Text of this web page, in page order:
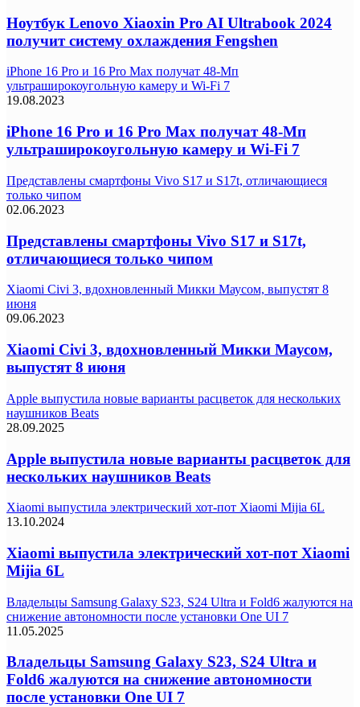
Ноутбук Lenovo Xiaoxin Pro AI Ultrabook 2024
получит систему охлаждения Fengshen
iPhone 16 Pro и 16 Pro Max получат 48-Мп
ультраширокоугольную камеру и Wi-Fi 7
19.08.2023
iPhone 16 Pro и 16 Pro Max получат 48-Мп
ультраширокоугольную камеру и Wi-Fi 7
Представлены смартфоны Vivo S17 и S17t, отличающиеся
только чипом
02.06.2023
Представлены смартфоны Vivo S17 и S17t,
отличающиеся только чипом
Xiaomi Civi 3, вдохновленный Микки Маусом, выпустят 8
июня
09.06.2023
Xiaomi Civi 3, вдохновленный Микки Маусом,
выпустят 8 июня
Apple выпустила новые варианты расцветок для нескольких
наушников Beats
28.09.2025
Apple выпустила новые варианты расцветок для
нескольких наушников Beats
Xiaomi выпустила электрический хот-пот Xiaomi Mijia 6L
13.10.2024
Xiaomi выпустила электрический хот-пот Xiaomi
Mijia 6L
Владельцы Samsung Galaxy S23, S24 Ultra и Fold6 жалуются на
снижение автономности после установки One UI 7
11.05.2025
Владельцы Samsung Galaxy S23, S24 Ultra и
Fold6 жалуются на снижение автономности
после установки One UI 7